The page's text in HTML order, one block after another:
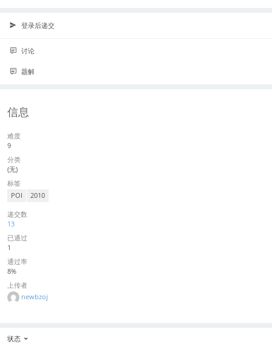
登录后递交
讨论
题解
信息
难度
9
分类
(无)
标签
POI 2010
递交数
13
已通过
1
通过率
8%
上传者
newbzoj
状态